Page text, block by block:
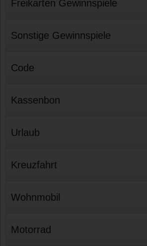
Freikarten Gewinnspiele
Sonstige Gewinnspiele
Code
Kassenbon
Urlaub
Kreuzfahrt
Wohnmobil
Motorrad